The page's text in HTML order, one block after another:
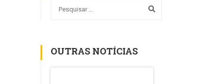
OUTRAS NOTÍCIAS